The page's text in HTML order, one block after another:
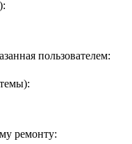
пользователем:
ремонту: